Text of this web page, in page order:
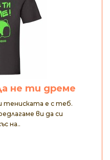
не ти дреме
тениската е с теб.
ви да си
на..